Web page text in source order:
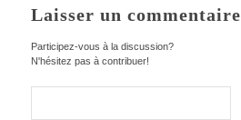
Laisser un commentaire
Participez-vous à la discussion?
N'hésitez pas à contribuer!